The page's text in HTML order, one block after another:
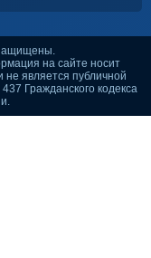
на сайте носит
не является публичной
Гражданского кодекса